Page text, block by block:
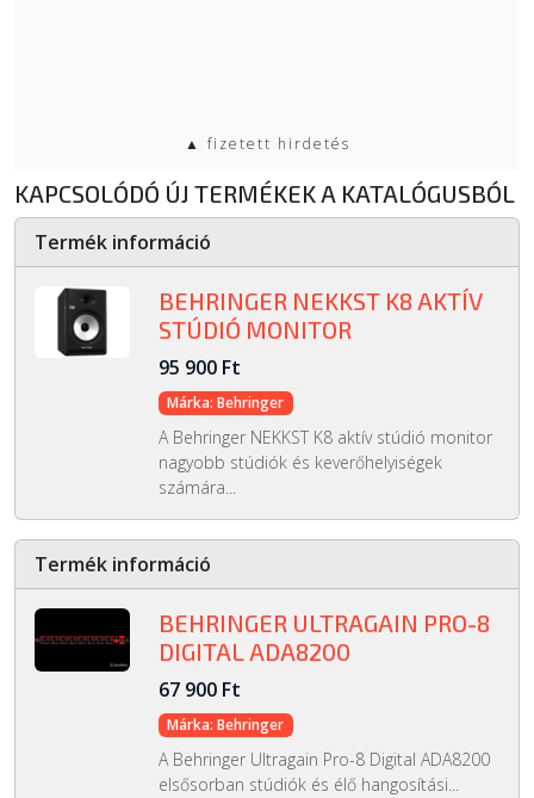
▲ fizetett hirdetés
KAPCSOLÓDÓ ÚJ TERMÉKEK A KATALÓGUSBÓL
Termék információ
BEHRINGER NEKKST K8 AKTÍV
STÚDIÓ MONITOR
95 900 Ft
Márka: Behringer
A Behringer NEKKST K8 aktív stúdió monitor
nagyobb stúdiók és keverőhelyiségek
számára...
Termék információ
BEHRINGER ULTRAGAIN PRO-8
DIGITAL ADA8200
67 900 Ft
Márka: Behringer
A Behringer Ultragain Pro-8 Digital ADA8200
elsősorban stúdiók és élő hangosítási...